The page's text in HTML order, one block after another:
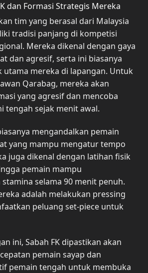
dan Formasi Strategis Mereka
tim yang berasal dari Malaysia
tradisi panjang di kompetisi
Mereka dikenal dengan gaya
dan agresif, serta ini biasanya
utama mereka di lapangan. Untuk
Qarabag, mereka akan
yang agresif dan mencoba
tengah sejak menit awal.
mengandalkan pemain
yang mampu mengatur tempo
juga dikenal dengan latihan fisik
pemain mampu
selama 90 menit penuh.
adalah melakukan pressing
peluang set-piece untuk
ini, Sabah FK dipastikan akan
pemain sayap dan
pemain tengah untuk membuka